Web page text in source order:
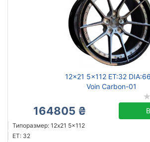
12x21 5x112 ET:32
Voin Carbon-01
164805 ₴
Типоразмер: 12x21 5x112
ET: 32